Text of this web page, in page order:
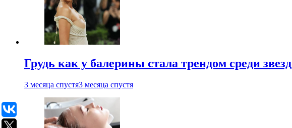
Грудь как у балерины стала трендом среди звезд
3 месяца спустя3 месяца спустя